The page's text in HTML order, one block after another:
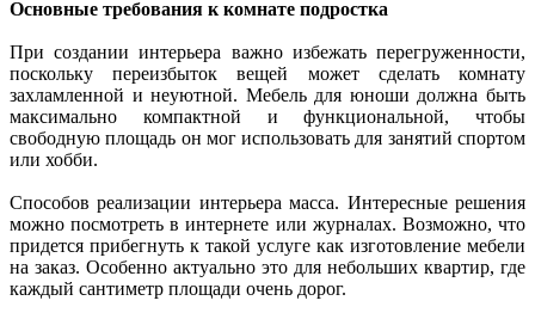
Основные требования к комнате подростка
При создании интерьера важно избежать перегруженности,
поскольку переизбыток вещей может сделать комнату
захламленной и неуютной. Мебель для юноши должна быть
максимально компактной и функциональной, чтобы
свободную площадь он мог использовать для занятий спортом
или хобби.
Способов реализации интерьера масса. Интересные решения
можно посмотреть в интернете или журналах. Возможно, что
придется прибегнуть к такой услуге как изготовление мебели
на заказ. Особенно актуально это для небольших квартир, где
каждый сантиметр площади очень дорог.